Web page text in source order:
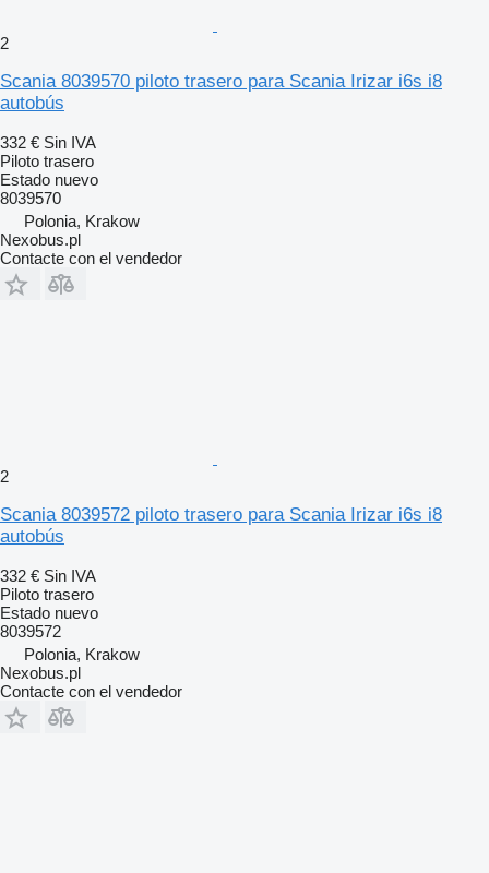
2
Scania 8039570 piloto trasero para Scania Irizar i6s i8
autobús
332 € Sin IVA
Piloto trasero
Estado nuevo
8039570
Polonia, Krakow
Nexobus.pl
Contacte con el vendedor
2
Scania 8039572 piloto trasero para Scania Irizar i6s i8
autobús
332 € Sin IVA
Piloto trasero
Estado nuevo
8039572
Polonia, Krakow
Nexobus.pl
Contacte con el vendedor